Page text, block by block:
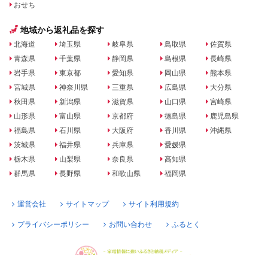
おせち
地域から返礼品を探す
北海道
青森県
岩手県
宮城県
秋田県
山形県
福島県
茨城県
栃木県
群馬県
埼玉県
千葉県
東京都
神奈川県
新潟県
富山県
石川県
福井県
山梨県
長野県
岐阜県
静岡県
愛知県
三重県
滋賀県
京都府
大阪府
兵庫県
奈良県
和歌山県
鳥取県
島根県
岡山県
広島県
山口県
徳島県
香川県
愛媛県
高知県
福岡県
佐賀県
長崎県
熊本県
大分県
宮崎県
鹿児島県
沖縄県
運営会社 サイトマップ サイト利用規約
プライバシーポリシー お問い合わせ ふるとく